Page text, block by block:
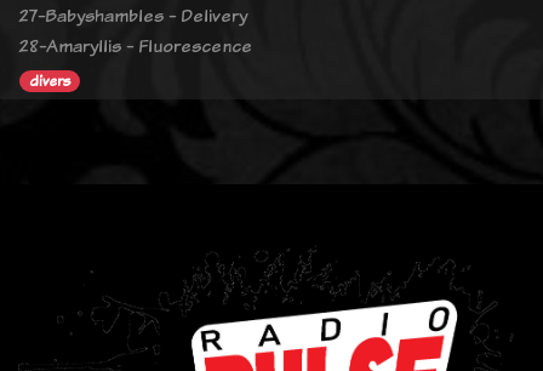
27-Babyshambles - Delivery
28-Amaryllis - Fluorescence
divers